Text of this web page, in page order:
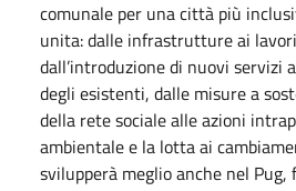
comunale per una città più
unita: dalle infrastrutture ai
dall’introduzione di nuovi servizi
degli esistenti, dalle misure a
della rete sociale alle azioni
ambientale e la lotta ai
svilupperà meglio anche nel